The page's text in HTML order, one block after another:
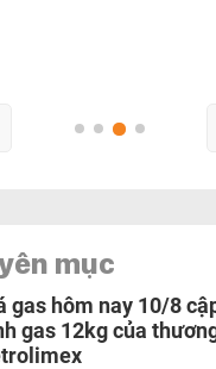
mục
gas hôm nay 10/8
gas 12kg của